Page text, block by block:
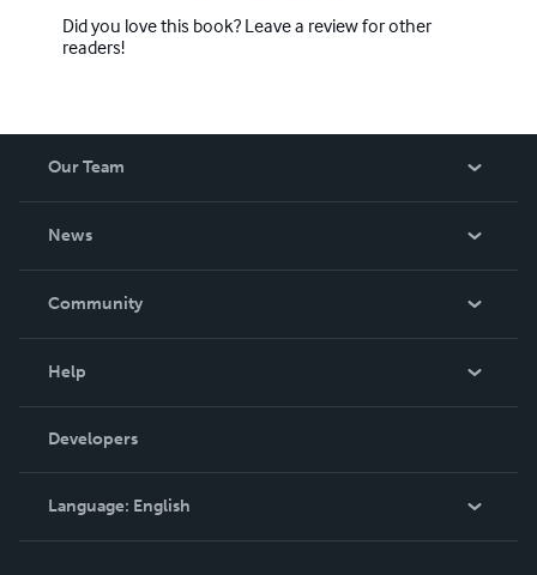
Did you love this book? Leave a review for other
readers!
Our Team
News
In The News
Community
Podcast
Help
Order Lookup
Knowledge Base
Contact Support
Developers
Language: English